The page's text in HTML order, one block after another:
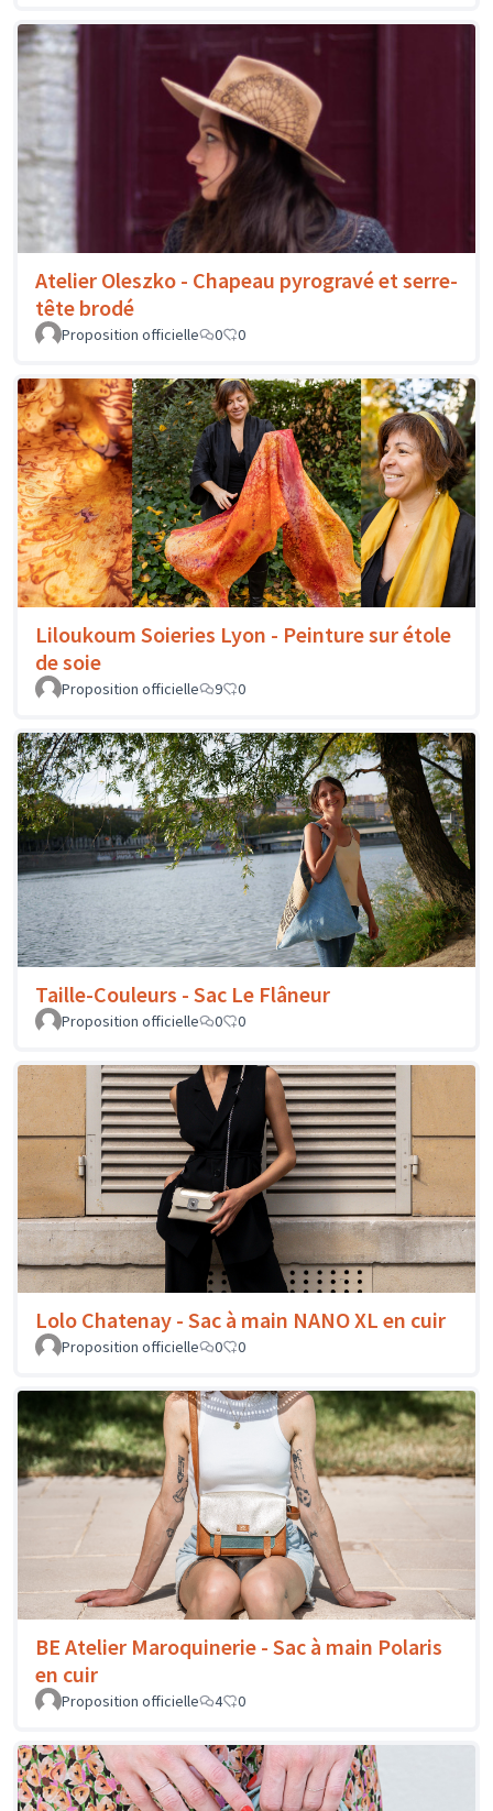
Atelier Oleszko - Chapeau pyrogravé et serre-
tête brodé
Proposition officielle 0 0
Liloukoum Soieries Lyon - Peinture sur étole
de soie
Proposition officielle 9 0
Taille-Couleurs - Sac Le Flâneur
Proposition officielle 0 0
Lolo Chatenay - Sac à main NANO XL en cuir
Proposition officielle 0 0
BE Atelier Maroquinerie - Sac à main Polaris
en cuir
Proposition officielle 4 0